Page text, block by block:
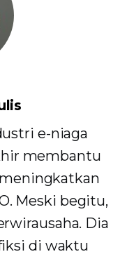
e-niaga
membantu
Meski begitu,
Dia
di waktu